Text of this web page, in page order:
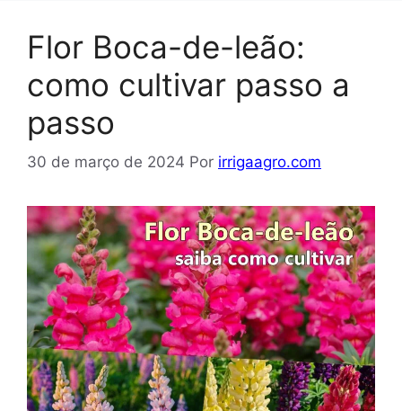
Flor Boca-de-leão:
como cultivar passo a
passo
30 de março de 2024 Por irrigaagro.com